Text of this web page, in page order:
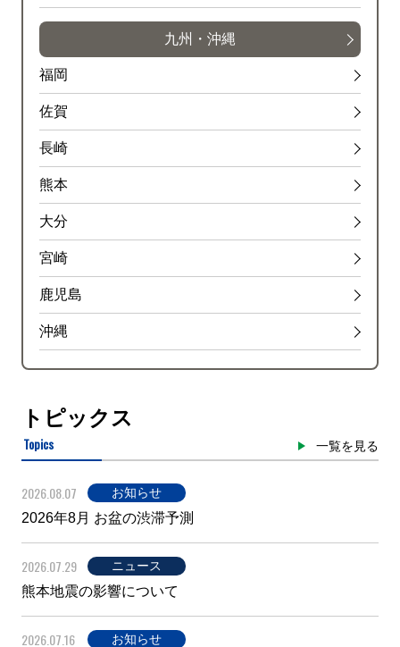
九州・沖縄
福岡
佐賀
長崎
熊本
大分
宮崎
鹿児島
沖縄
トピックス
Topics 一覧を見る
2026.08.07 お知らせ
2026年8月 お盆の渋滞予測
2026.07.29 ニュース
熊本地震の影響について
2026.07.16 お知らせ